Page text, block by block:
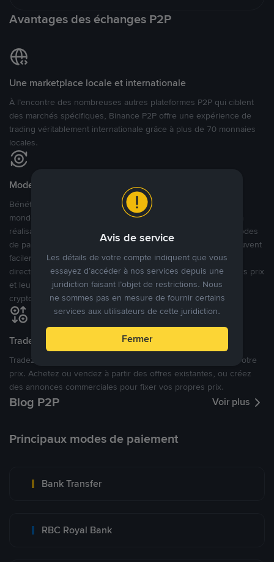
Avantages des échanges P2P
Une marketplace locale et internationale
À l’encontre des nombreuses autres plateformes P2P qui ciblent
des marchés spécifiques, Binance P2P offre une expérience de
trading véritablement internationale grâce à plus de 70 monnaies
locales.
Modes de paiement flexibles
Bénéficiant de la confiance de millions d’utilisateurs dans le
monde, Binance P2P fournit une plateforme sécurisée pour la
réalisation de trades en cryptomonnaies dans plus de 800 modes
de paiement et plus de 100 monnaies fiat. Les utilisateurs peuvent
facilement acheter, vendre et trader des cryptomonnaies
directement avec d’autres utilisateurs, tout en définissant leurs prix
et leurs modes de paiement préférés sur une Marketplace de
cryptomonnaies ouverte.
Tradez à des prix avantageux pour vous
Tradez des cryptos en étant libres d’acheter et de vendre à votre
prix. Achetez ou vendez à partir des offres existantes, ou créez
des annonces commerciales pour fixer vos propres prix.
Blog P2P Voir plus
Principaux modes de paiement
Bank Transfer
RBC Royal Bank
Avis de service
Les détails de votre compte indiquent que vous
essayez d’accéder à nos services depuis une
juridiction faisant l’objet de restrictions. Nous
ne sommes pas en mesure de fournir certains
services aux utilisateurs de cette juridiction.
Fermer